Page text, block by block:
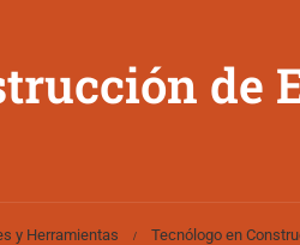
de
y Herramientas Tecnólogo en